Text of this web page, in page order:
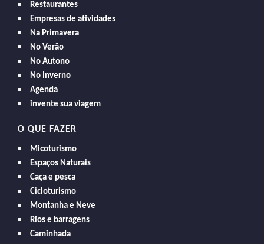
Restaurantes
Empresas de atividades
Na Primavera
No Verão
No Autono
No Inverno
Agenda
invente sua viagem
O QUE FAZER
Micoturismo
Espaços Naturais
Caça e pesca
Cicloturismo
Montanha e Neve
Rios e barragens
Caminhada